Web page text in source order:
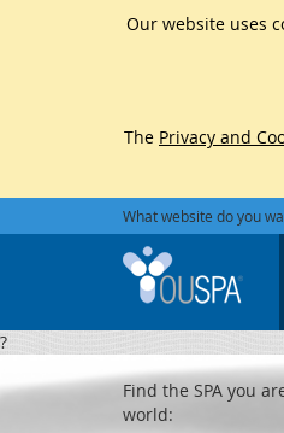
Our website uses
The Privacy and
What website do you
?
Find the SPA you
world: